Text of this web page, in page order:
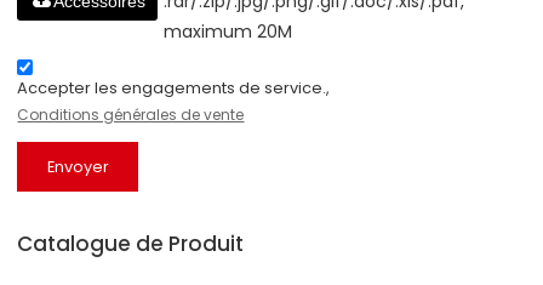
maximum 20M
Accepter les engagements de service.,
Conditions générales de vente
Envoyer
Catalogue de Produit